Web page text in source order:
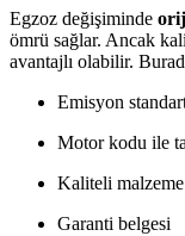
Egzoz değişiminde
ömrü sağlar. Ancak
avantajlı olabilir.
Emisyon
Motor kodu ile
Kaliteli malzeme
Garanti belgesi